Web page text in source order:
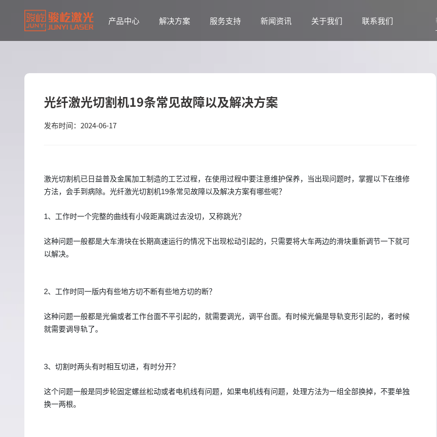
产品中心 解决方案 服务支持 新闻资讯 关于我们 联系我们
光纤激光切割机19条常见故障以及解决方案
发布时间：2024-06-17
激光切割机已日益普及金属加工制造的工艺过程，在使用过程中要注意维护保养，当出现问题时，掌握以下在维修
方法，会手到病除。 光纤激光切割机19条常见故障以及解决方案有哪些呢？
1、工作时一个完整的曲线有小段距离跳过去没切，又称跳光？
这种问题一般都是大车滑块在长期高速运行的情况下出现松动引起的，只需要将大车两边的滑块重新调节一下就可
以解决。
2、工作时同一版内有些地方切不断有些地方切的断？
这种问题一般都是光偏或者工作台面不平引起的，就需要调光，调平台面。有时候光偏是导轨变形引起的，者时候
就需要调导轨了。
3、切割时两头有时相互切进，有时分开？
这个问题一般是同步轮固定螺丝松动或者电机线有问题，如果电机线有问题，处理方法为一组全部换掉，不要单独
换一两根。